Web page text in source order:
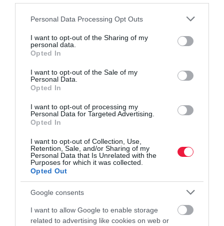
Please note that this website/app uses one or more Google
not limited to your visit or usage behaviour. You may click to
grant or deny consent to Google and its third-party tags to
use your data for below specified purposes in below Google
consent section.
Personal Data Processing Opt Outs
I want to opt-out of the Sharing of my
personal data.
Opted In
I want to opt-out of the Sale of my
Personal Data.
Opted In
I want to opt-out of processing my
Personal Data for Targeted Advertising.
Opted In
I want to opt-out of Collection, Use,
Retention, Sale, and/or Sharing of my
Personal Data that Is Unrelated with the
Purposes for which it was collected.
Opted Out
Google consents
I want to allow Google to enable storage
related to advertising like cookies on web or
gazdaság elemzés szakértők előrejelzés
recesszió